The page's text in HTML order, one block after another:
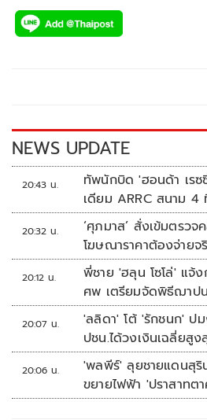
ac
e
k
wi
tt
o
p
k
NEWS UPDATE
20:43 น.
ทัพนักบิด 'ฮอนด้า เรซ
เดียม ARRC สนาม 4
20:32 น.
‘ศุภมาส’ สั่งเข้มตรว
โฆษณาราคาต้องจ่ายจ
20:12 น.
พี่ชาย 'ฮลุน โซโล่' แจ้
ศพ เตรียมจัดพิธีฌาป
20:07 น.
'ลลิดา' โต้ 'รักชนก' ป
ปชน.ได้วงเงินเฉลี่ยสูง
20:06 น.
'พลพีร์' ลุยชายแดนสุริ
ขยายไฟฟ้า 'ปราสาทต